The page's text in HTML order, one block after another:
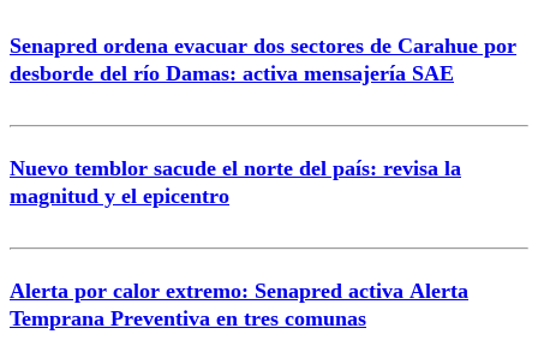
Correo
Senapred ordena evacuar dos sectores de Carahue por
desborde del río Damas: activa mensajería SAE
Nuevo temblor sacude el norte del país: revisa la
magnitud y el epicentro
Alerta por calor extremo: Senapred activa Alerta
Temprana Preventiva en tres comunas